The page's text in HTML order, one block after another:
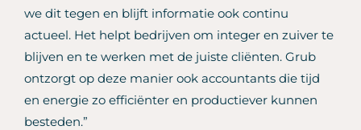
we dit tegen en blijft informatie ook continu
actueel. Het helpt bedrijven om integer en zuiver te
blijven en te werken met de juiste cliënten. Grub
ontzorgt op deze manier ook accountants die tijd
en energie zo efficiënter en productiever kunnen
besteden.”